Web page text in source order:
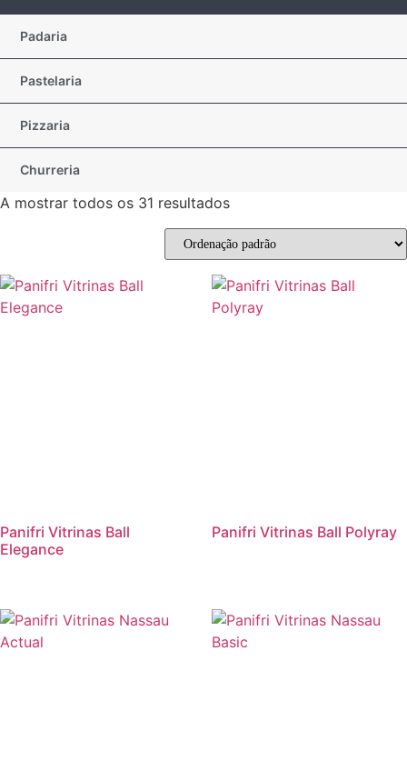
Padaria
Pastelaria
Pizzaria
Churreria
A mostrar todos os 31 resultados
Panifri Vitrinas Ball
Elegance
Panifri Vitrinas Ball Polyray